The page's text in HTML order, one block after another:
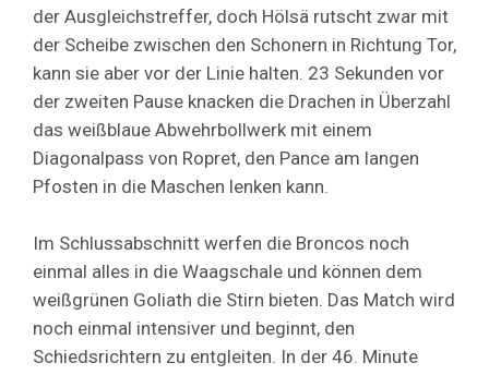
der Ausgleichstreffer, doch Hölsä rutscht zwar mit
der Scheibe zwischen den Schonern in Richtung Tor,
kann sie aber vor der Linie halten. 23 Sekunden vor
der zweiten Pause knacken die Drachen in Überzahl
das weißblaue Abwehrbollwerk mit einem
Diagonalpass von Ropret, den Pance am langen
Pfosten in die Maschen lenken kann.
Im Schlussabschnitt werfen die Broncos noch
einmal alles in die Waagschale und können dem
weißgrünen Goliath die Stirn bieten. Das Match wird
noch einmal intensiver und beginnt, den
Schiedsrichtern zu entgleiten. In der 46. Minute